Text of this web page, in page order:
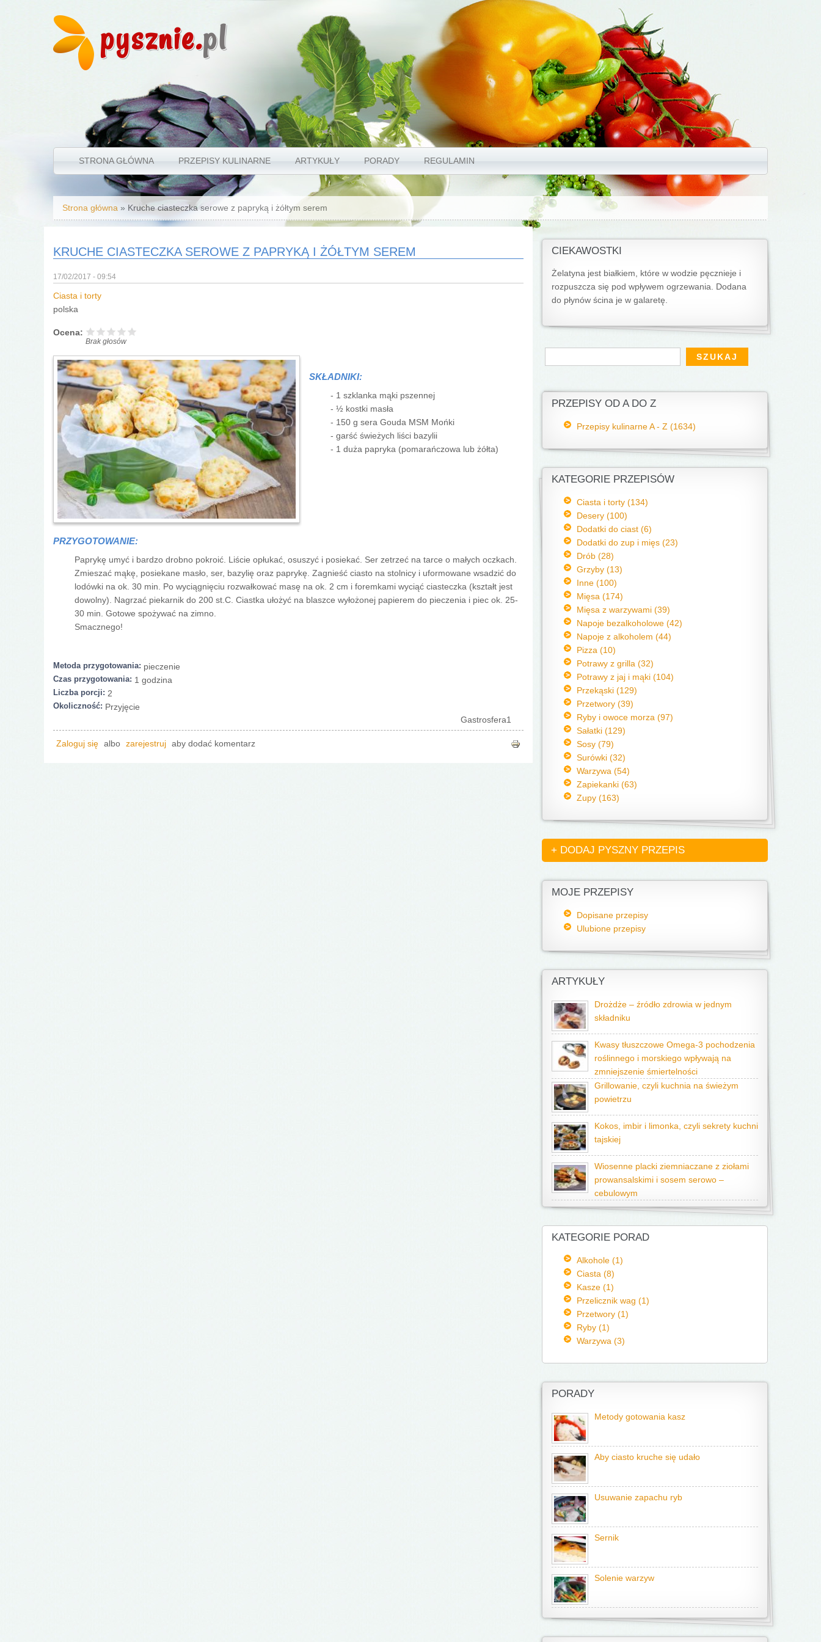
pysznie.pl
STRONA GŁÓWNA PRZEPISY KULINARNE ARTYKUŁY PORADY REGULAMIN
Jesteś tutaj
Strona główna » Kruche ciasteczka serowe z papryką i żółtym serem
KRUCHE CIASTECZKA SEROWE Z PAPRYKĄ I ŻÓŁTYM SEREM
17/02/2017 - 09:54
Ciasta i torty
polska
Ocena:
Brak głosów
SKŁADNIKI:
- 1 szklanka mąki pszennej
- ½ kostki masła
- 150 g sera Gouda MSM Mońki
- garść świeżych liści bazylii
- 1 duża papryka (pomarańczowa lub żółta)
PRZYGOTOWANIE:
Paprykę umyć i bardzo drobno pokroić. Liście opłukać, osuszyć i posiekać. Ser zetrzeć na tarce o małych oczkach.
Zmieszać mąkę, posiekane masło, ser, bazylię oraz paprykę. Zagnieść ciasto na stolnicy i uformowane wsadzić do
lodówki na ok. 30 min. Po wyciągnięciu rozwałkować masę na ok. 2 cm i foremkami wyciąć ciasteczka (kształt jest
dowolny). Nagrzać piekarnik do 200 st.C. Ciastka ułożyć na blaszce wyłożonej papierem do pieczenia i piec ok. 25-
30 min. Gotowe spożywać na zimno.
Smacznego!
Metoda przygotowania: pieczenie
Czas przygotowania: 1 godzina
Liczba porcji: 2
Okoliczność: Przyjęcie
Gastrosfera1
Zaloguj się albo zarejestruj aby dodać komentarz
CIEKAWOSTKI
Żelatyna jest białkiem, które w wodzie pęcznieje i
rozpuszcza się pod wpływem ogrzewania. Dodana
do płynów ścina je w galaretę.
Formularz wyszukiwania
Szukaj
PRZEPISY OD A DO Z
Przepisy kulinarne A - Z (1634)
KATEGORIE PRZEPISÓW
Ciasta i torty (134)
Desery (100)
Dodatki do ciast (6)
Dodatki do zup i mięs (23)
Drób (28)
Grzyby (13)
Inne (100)
Mięsa (174)
Mięsa z warzywami (39)
Napoje bezalkoholowe (42)
Napoje z alkoholem (44)
Pizza (10)
Potrawy z grilla (32)
Potrawy z jaj i mąki (104)
Przekąski (129)
Przetwory (39)
Ryby i owoce morza (97)
Sałatki (129)
Sosy (79)
Surówki (32)
Warzywa (54)
Zapiekanki (63)
Zupy (163)
+ DODAJ PYSZNY PRZEPIS
MOJE PRZEPISY
Dopisane przepisy
Ulubione przepisy
ARTYKUŁY
Drożdże – źródło zdrowia w jednym
składniku
Kwasy tłuszczowe Omega-3 pochodzenia
roślinnego i morskiego wpływają na
zmniejszenie śmiertelności
Grillowanie, czyli kuchnia na świeżym
powietrzu
Kokos, imbir i limonka, czyli sekrety kuchni
tajskiej
Wiosenne placki ziemniaczane z ziołami
prowansalskimi i sosem serowo –
cebulowym
KATEGORIE PORAD
Alkohole (1)
Ciasta (8)
Kasze (1)
Przelicznik wag (1)
Przetwory (1)
Ryby (1)
Warzywa (3)
PORADY
Metody gotowania kasz
Aby ciasto kruche się udało
Usuwanie zapachu ryb
Sernik
Solenie warzyw